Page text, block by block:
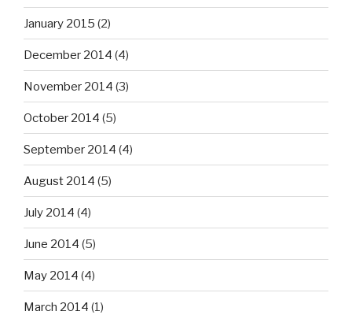
January 2015 (2)
December 2014 (4)
November 2014 (3)
October 2014 (5)
September 2014 (4)
August 2014 (5)
July 2014 (4)
June 2014 (5)
May 2014 (4)
March 2014 (1)